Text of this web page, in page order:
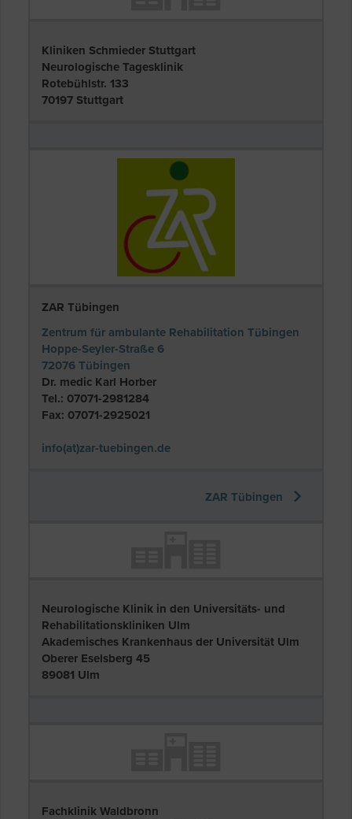
Kliniken Schmieder Stuttgart
Neurologische Tagesklinik
Rotebühlstr. 133
70197 Stuttgart
ZAR Tübingen
Zentrum für ambulante Rehabilitation Tübingen
Hoppe-Seyler-Straße 6
72076 Tübingen
Dr. medic Karl Horber
Tel.: 07071-2981284
Fax: 07071-2925021
info(at)zar-tuebingen.de
ZAR Tübingen
Neurologische Klinik in den Universitäts- und
Rehabilitationskliniken Ulm
Akademisches Krankenhaus der Universität Ulm
Oberer Eselsberg 45
89081 Ulm
Fachklinik Waldbronn